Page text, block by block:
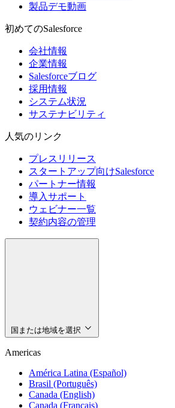
製品デモ動画
初めてのSalesforce
会社情報
企業情報
Salesforceブログ
採用情報
システム状況
サステナビリティ
人気のリンク
プレスリリース
スタートアップ向けSalesforce
パートナー情報
導入サポート
ウェビナー一覧
契約内容の管理
国または地域を選択
Americas
América Latina (Español)
Brasil (Português)
Canada (English)
Canada (Français)